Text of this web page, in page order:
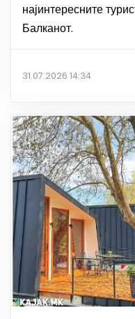
најинтересните
Балканот.
31.07.2026 14:34